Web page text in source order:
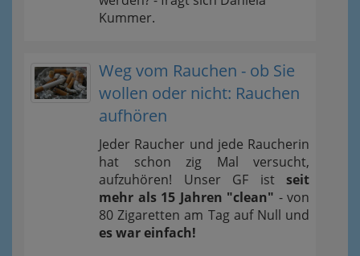
Kummer.
Weg vom Rauchen - ob Sie
wollen oder nicht: Rauchen
aufhören
Jeder Raucher und jede Raucherin
hat schon zig Mal versucht,
aufzuhören! Unser GF ist seit
mehr als 15 Jahren "clean" - von
80 Zigaretten am Tag auf Null und
es war einfach!